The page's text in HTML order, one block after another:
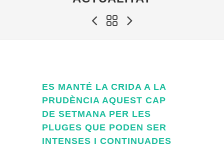
ES MANTÉ LA CRIDA A LA
PRUDÈNCIA AQUEST CAP
DE SETMANA PER LES
PLUGES QUE PODEN SER
INTENSES I CONTINUADES